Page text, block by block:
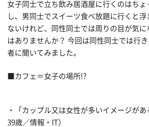
女子同士で立ち飲み居酒屋に行くのはちょ
し、男同士でスイーツ食べ放題に行くと
ないけれど、同性同士では周りの目が気
はありませんか？ 今回は同性同士では行
者に聞いてみました。
■カフェ＝女子の場所!?
・「カップル又は女性が多いイメージが
39歳／情報・IT）